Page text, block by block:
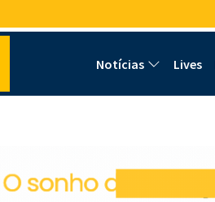
Notícias Lives